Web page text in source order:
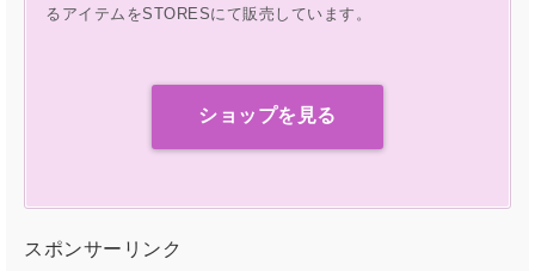
るアイテムをSTORESにて販売しています。
ショップを見る
スポンサーリンク